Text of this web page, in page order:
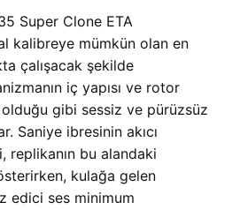
Super Clone ETA
kalibreye mümkün olan en
çalışacak şekilde
iç yapısı ve rotor
gibi sessiz ve pürüzsüz
Saniye ibresinin akıcı
replikanın bu alandaki
kulağa gelen
edici ses minimum